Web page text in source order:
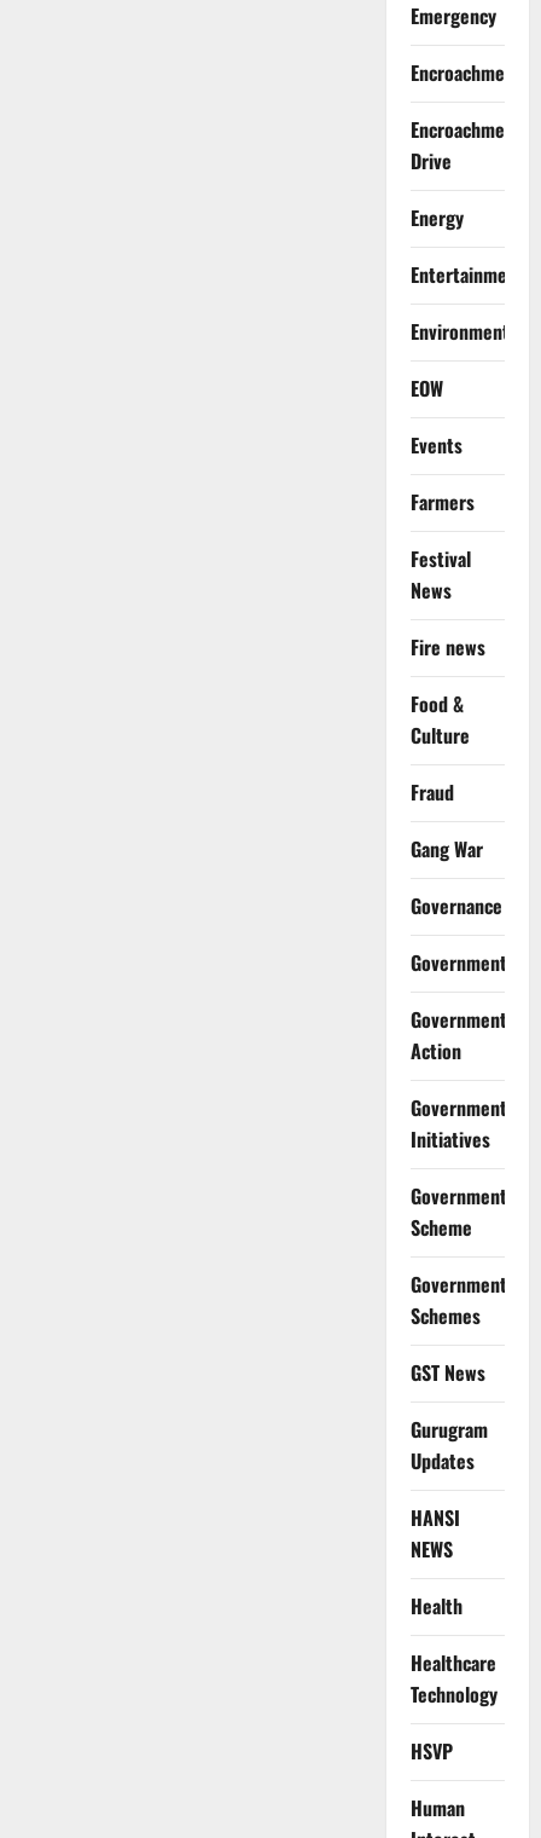
Emergency
Encroachment
Encroachment
Drive
Energy
Entertainment
Environment
EOW
Events
Farmers
Festival
News
Fire news
Food &
Culture
Fraud
Gang War
Governance
Government
Government
Action
Government
Initiatives
Government
Scheme
Government
Schemes
GST News
Gurugram
Updates
HANSI
NEWS
Health
Healthcare
Technology
HSVP
Human